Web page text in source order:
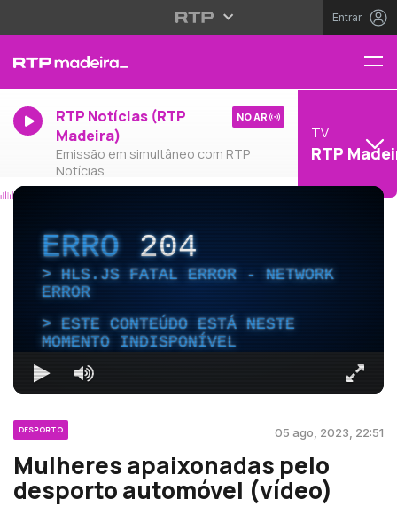
Entrar
RTP Notícias (RTP
Madeira)
Emissão em simultâneo com RTP
Notícias
NO AR
TV
RTP
ERRO204
HLS.JS FATAL ERROR - NETWORK
ERROR
ESTE CONTEÚDO ESTÁ NESTE
MOMENTO INDISPONÍVEL
DESPORTO 05 ago, 2023, 22:51
Mulheres apaixonadas pelo
desporto automóvel (vídeo)